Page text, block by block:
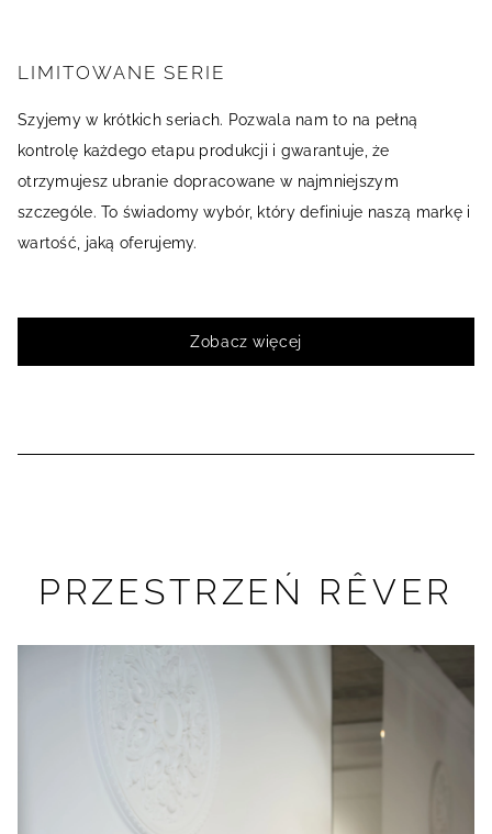
LIMITOWANE SERIE
Szyjemy w krótkich seriach. Pozwala nam to na pełną
kontrolę każdego etapu produkcji i gwarantuje, że
otrzymujesz ubranie dopracowane w najmniejszym
szczególe. To świadomy wybór, który definiuje naszą markę i
wartość, jaką oferujemy.
Zobacz więcej
PRZESTRZEŃ RÊVER